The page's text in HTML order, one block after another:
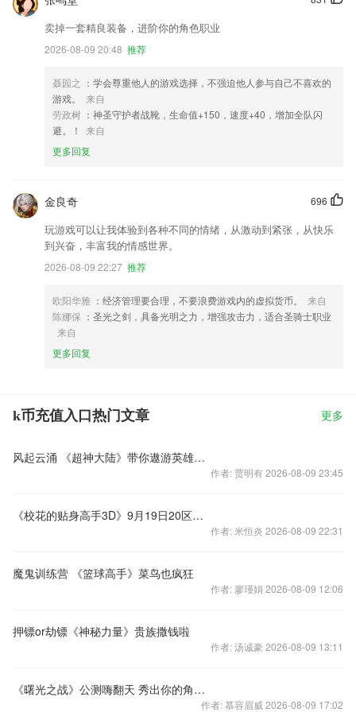
卖掉一套精良装备，进阶你的角色职业
2026-08-09 20:48 推荐
聂园之 ：学会尊重他人的游戏选择，不强迫他人参与自己不喜欢的
游戏。
来自
劳政树 ：神圣守护者战靴，生命值+150，速度+40，增加全队闪
避。！
来自
更多回复
696
金良奇
玩游戏可以让我体验到各种不同的情绪，从激动到紧张，从快乐
到兴奋，丰富我的情感世界。
2026-08-09 22:27 推荐
欧阳华雅 ：经济管理要合理，不要浪费游戏内的虚拟货币。
来自
陈娜保 ：圣光之剑，具备光明之力，增强攻击力，适合圣骑士职业
来自
更多回复
k币充值入口热门文章 更多
风起云涌 《超神大陆》带你遨游英雄世界
作者: 贾明有 2026-08-09 23:45
《校花的贴身高手3D》9月19日20区雨冰火爆开启
作者: 米恒炎 2026-08-09 22:31
魔鬼训练营 《篮球高手》菜鸟也疯狂
作者: 廖瑾娟 2026-08-09 12:06
押镖or劫镖《神秘力量》贵族撒钱啦
作者: 汤诚豪 2026-08-09 13:11
《曙光之战》公测嗨翻天 秀出你的角色赢话费充值卡！
作者: 慕容眉威 2026-08-09 17:02